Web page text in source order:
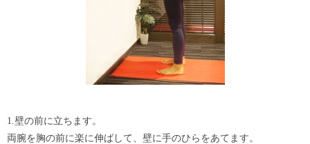
1.壁の前に立ちます。
両腕を胸の前に楽に伸ばして、壁に手のひらをあてます。